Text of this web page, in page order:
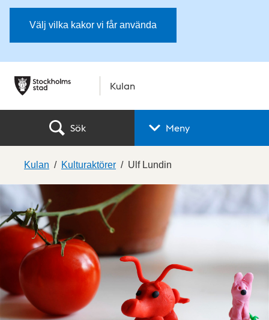
Välj vilka kakor vi får använda
Kulan
Sök Meny
Kulan Kulturaktörer Ulf Lundin